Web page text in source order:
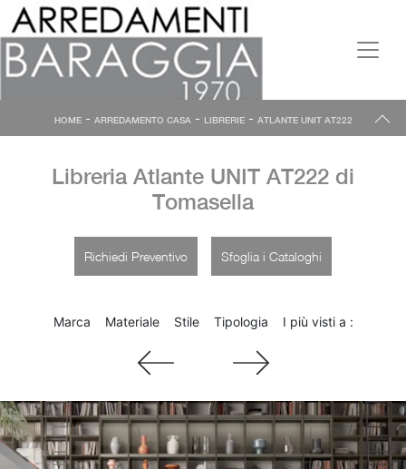
HOME- ARREDAMENTO CASA - LIBRERIE - ATLANTE UNIT AT222
Libreria Atlante UNIT AT222 di
Tomasella
Richiedi Preventivo Sfoglia i Cataloghi
Marca Materiale Stile Tipologia I più visti a :